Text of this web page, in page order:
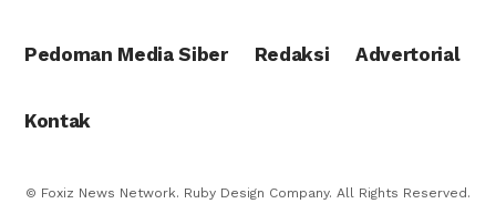
Pedoman Media Siber Redaksi Advertorial
Kontak
© Foxiz News Network. Ruby Design Company. All Rights Reserved.